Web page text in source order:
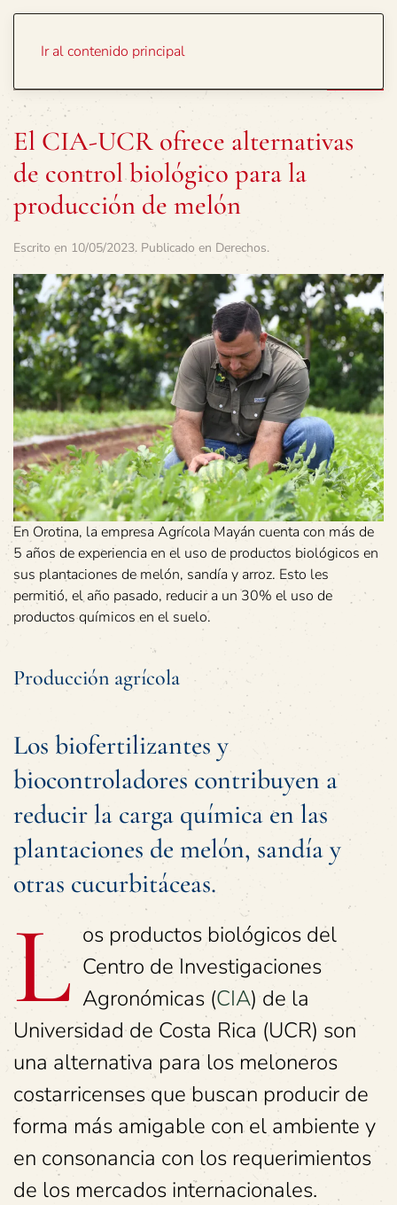
Ir al contenido principal
El CIA-UCR ofrece alternativas
de control biológico para la
producción de melón
Escrito en 10/05/2023. Publicado en Derechos.
En Orotina, la empresa Agrícola Mayán cuenta con más de
5 años de experiencia en el uso de productos biológicos en
sus plantaciones de melón, sandía y arroz. Esto les
permitió, el año pasado, reducir a un 30% el uso de
productos químicos en el suelo.
Producción agrícola
Los biofertilizantes y
biocontroladores contribuyen a
reducir la carga química en las
plantaciones de melón, sandía y
otras cucurbitáceas.
L os productos biológicos del
Centro de Investigaciones
Agronómicas (CIA) de la
Universidad de Costa Rica (UCR) son
una alternativa para los meloneros
costarricenses que buscan producir de
forma más amigable con el ambiente y
en consonancia con los requerimientos
de los mercados internacionales.